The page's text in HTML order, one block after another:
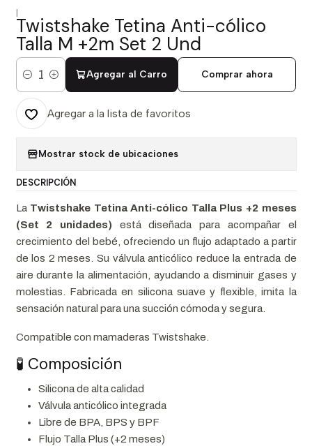
Twistshake Tetina Anti-cólico
Talla M +2m Set 2 Und
Cantidad
Agregar al Carro Comprar ahora
Agregar a la lista de favoritos
Mostrar stock de ubicaciones
DESCRIPCIÓN
La Twistshake Tetina Anti-cólico Talla Plus +2 meses
(Set 2 unidades) está diseñada para acompañar el
crecimiento del bebé, ofreciendo un flujo adaptado a partir
de los 2 meses. Su válvula anticólico reduce la entrada de
aire durante la alimentación, ayudando a disminuir gases y
molestias. Fabricada en silicona suave y flexible, imita la
sensación natural para una succión cómoda y segura.
Compatible con mamaderas Twistshake.
🧪 Composición
Silicona de alta calidad
Válvula anticólico integrada
Libre de BPA, BPS y BPF
Flujo Talla Plus (+2 meses)